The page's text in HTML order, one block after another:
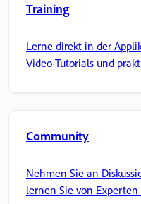
Training
Lerne direkt in der
Video-Tutorials und
Community
Nehmen Sie an
lernen Sie von